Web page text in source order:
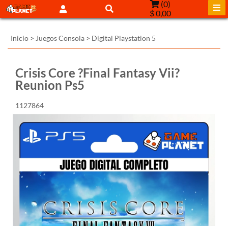
(0)
$ 0,00
Inicio > Juegos Consola > Digital Playstation 5
Crisis Core ?Final Fantasy Vii?
Reunion Ps5
1127864